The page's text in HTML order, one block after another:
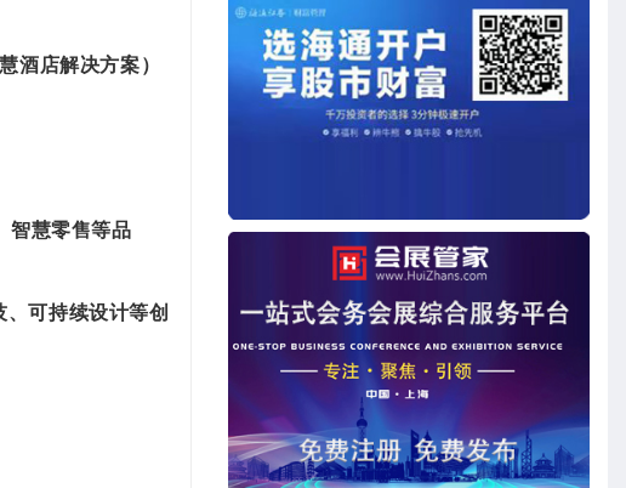
酒店解决方案）
智慧零售等品
可持续设计等创